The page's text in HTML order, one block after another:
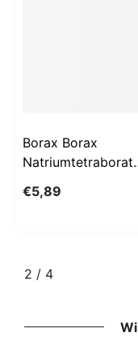
Borax Borax
Natriumtetraborat
STANLAB
€5,89
2 / von
4